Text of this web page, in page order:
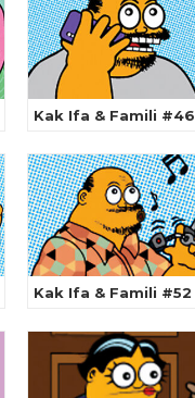
Kak Ifa & Famili #46
Kak Ifa & Famili #52